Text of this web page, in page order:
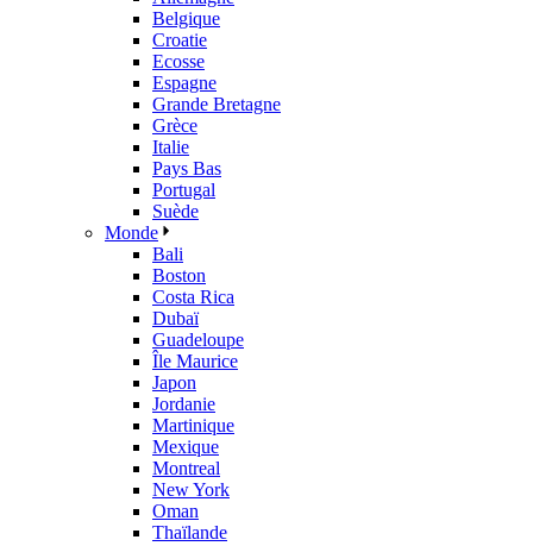
Belgique
Croatie
Ecosse
Espagne
Grande Bretagne
Grèce
Italie
Pays Bas
Portugal
Suède
Monde
Bali
Boston
Costa Rica
Dubaï
Guadeloupe
Île Maurice
Japon
Jordanie
Martinique
Mexique
Montreal
New York
Oman
Thaïlande